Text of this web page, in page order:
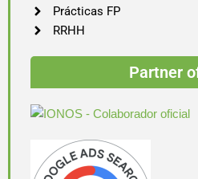
Prácticas FP
RRHH
Partner